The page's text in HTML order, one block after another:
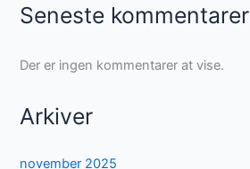
Seneste kommentarer
Der er ingen kommentarer at vise.
Arkiver
november 2025